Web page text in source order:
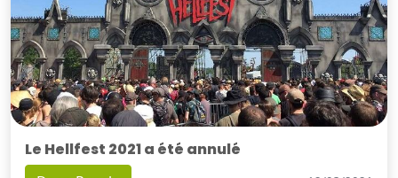
Le Hellfest 2021 a été annulé